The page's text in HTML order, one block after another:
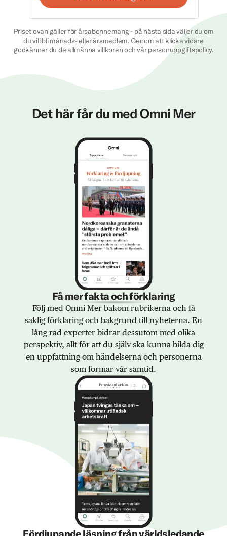
Priset ovan gäller för årsabonnemang - på nästa sida väljer du om
du vill bli månads- eller årsmedlem. Genom att klicka vidare
godkänner du deallmänna villkorenoch vårpersonuppgiftspolicy.
Det här får du med Omni Mer
Få mer fakta och förklaring
Följ med Omni Mer bakom rubrikerna och få
saklig förklaring och bakgrund till nyheterna. En
lång rad experter bidrar dessutom med olika
perspektiv, allt för att du själv ska kunna bilda dig
en uppfattning om händelserna och personerna
som formar vår samtid.